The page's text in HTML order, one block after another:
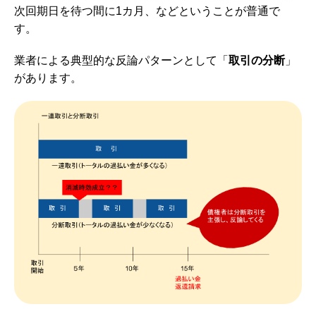
次回期日を待つ間に1カ月、などということが普通で
す。
業者による典型的な反論パターンとして「 取引の分断」
があります。